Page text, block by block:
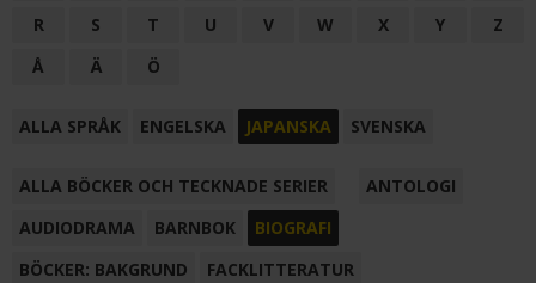
R
S T U V W X Y
Z
Å
Ä Ö
ALLA SPRÅK ENGELSKA JAPANSKA SVENSKA
ALLA BÖCKER OCH TECKNADE SERIER
ANTOLOGI
AUDIODRAMA
BARNBOK
BIOGRAFI
BÖCKER: BAKGRUND
FACKLITTERATUR